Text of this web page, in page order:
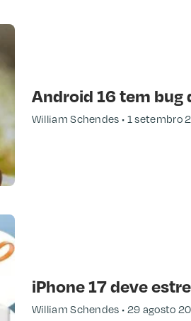
Android 16 tem bug
William Schendes 1 setembro
iPhone 17 deve
William Schendes 29 agosto